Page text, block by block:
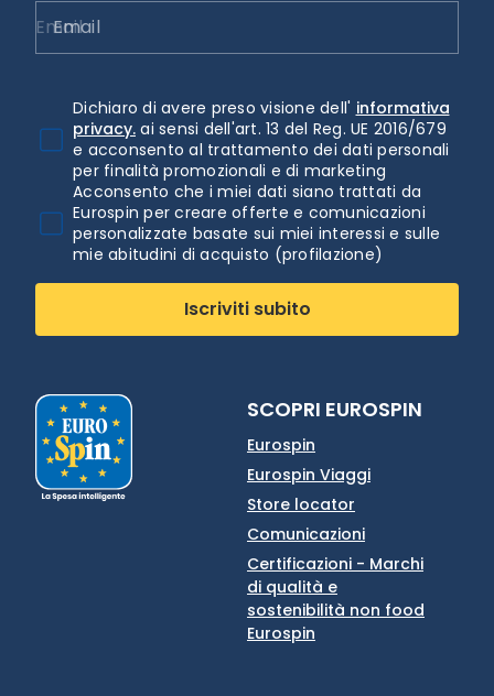
Email
Dichiaro di avere preso visione dell' informativa
privacy. ai sensi dell'art. 13 del Reg. UE 2016/679
e acconsento al trattamento dei dati personali
per finalità promozionali e di marketing
Acconsento che i miei dati siano trattati da
Eurospin per creare offerte e comunicazioni
personalizzate basate sui miei interessi e sulle
mie abitudini di acquisto (profilazione)
Iscriviti subito
SCOPRI EUROSPIN
Eurospin
Eurospin Viaggi
Store locator
Comunicazioni
Certificazioni - Marchi
di qualità e
sostenibilità non food
Eurospin